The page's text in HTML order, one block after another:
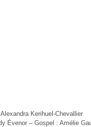
Kerihuel-Chevallier
Évenor – Gospel : Amélie